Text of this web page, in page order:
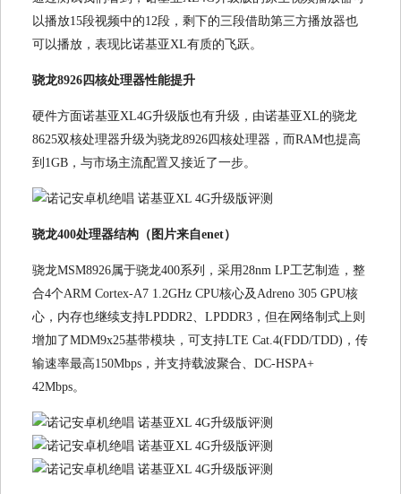
以播放15段视频中的12段，剩下的三段借助第三方播放器也
可以播放，表现比诺基亚XL有质的飞跃。
骁龙8926四核处理器性能提升
硬件方面诺基亚XL4G升级版也有升级，由诺基亚XL的骁龙
8625双核处理器升级为骁龙8926四核处理器，而RAM也提高
到1GB，与市场主流配置又接近了一步。
骁龙400处理器结构（图片来自enet）
骁龙MSM8926属于骁龙400系列，采用28nm LP工艺制造，整
合4个ARM Cortex-A7 1.2GHz CPU核心及Adreno 305 GPU核
心，内存也继续支持LPDDR2、LPDDR3，但在网络制式上则
增加了MDM9x25基带模块，可支持LTE Cat.4(FDD/TDD)，传
输速率最高150Mbps，并支持载波聚合、DC-HSPA+
42Mbps。